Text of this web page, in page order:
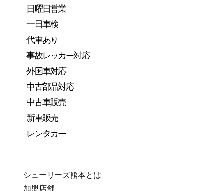
日曜日営業
一日車検
代車あり
事故レッカー対応
外国車対応
中古部品対応
中古車販売
新車販売
レンタカー
シューリーズ熊本とは
加盟店舗